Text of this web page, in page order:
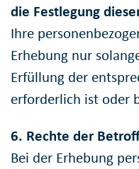
die Festlegung
Ihre
Erhebung nur
Erfüllung der
erforderlich ist oder
6. Rechte der
Bei der Erhebung